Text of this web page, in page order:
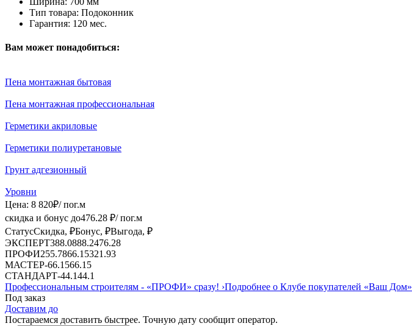
Тип товара: Подоконник
Гарантия: 120 мес.
Вам может понадобиться:
Пена монтажная бытовая
Пена монтажная профессиональная
Герметики акриловые
Герметики полиуретановые
Грунт адгезионный
Уровни
Цена: 8 820₽/ пог.м
скидка и бонус до476.28 ₽/ пог.м
СтатусСкидка, ₽Бонус, ₽Выгода, ₽
ЭКСПЕРТ388.0888.2476.28
ПРОФИ255.7866.15321.93
МАСТЕР-66.1566.15
СТАНДАРТ-44.144.1
Профессиональным строителям - «ПРОФИ» сразу! ›Подробнее о Клубе покупателей «Ваш Дом»
Под заказ
Доставим до
Постараемся доставить быстрее. Точную дату сообщит оператор.